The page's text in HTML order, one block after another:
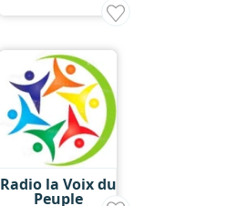
Radio la Voix du
Peuple